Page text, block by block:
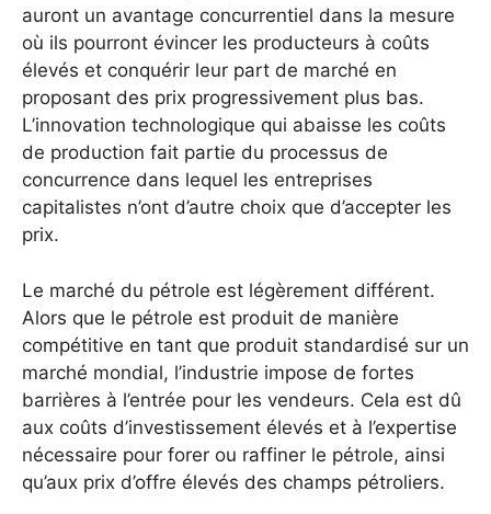
auront un avantage concurrentiel dans la mesure
où ils pourront évincer les producteurs à coûts
élevés et conquérir leur part de marché en
proposant des prix progressivement plus bas.
L’innovation technologique qui abaisse les coûts
de production fait partie du processus de
concurrence dans lequel les entreprises
capitalistes n’ont d’autre choix que d’accepter les
prix.
Le marché du pétrole est légèrement différent.
Alors que le pétrole est produit de manière
compétitive en tant que produit standardisé sur un
marché mondial, l’industrie impose de fortes
barrières à l’entrée pour les vendeurs. Cela est dû
aux coûts d’investissement élevés et à l’expertise
nécessaire pour forer ou raffiner le pétrole, ainsi
qu’aux prix d’offre élevés des champs pétroliers.